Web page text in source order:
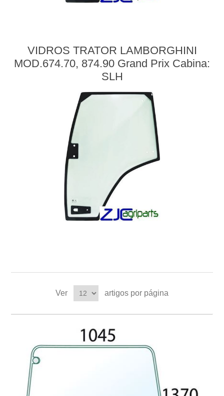
VIDROS TRATOR LAMBORGHINI
MOD.674.70, 874.90 Grand Prix Cabina:
SLH
Ver artigos por página